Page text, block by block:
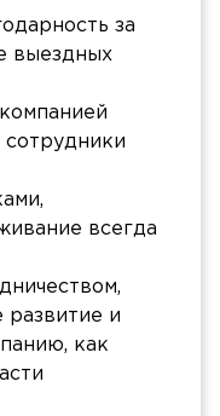
за
выездных
сотрудники
всегда
развитие и
как